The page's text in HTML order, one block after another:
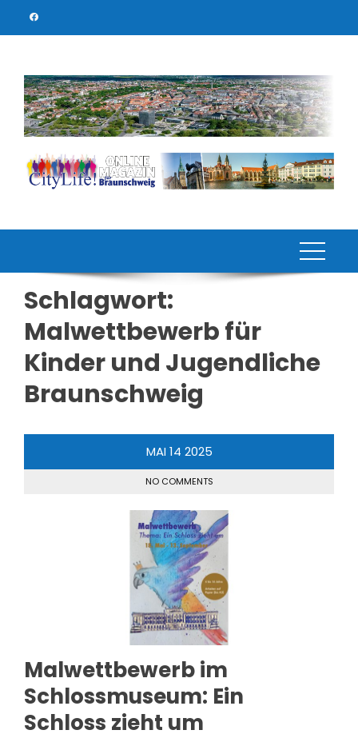
Schlagwort:
Malwettbewerb für
Kinder und Jugendliche
Braunschweig
MAI 14 2025
NO COMMENTS
Malwettbewerb im
Schlossmuseum: Ein
Schloss zieht um